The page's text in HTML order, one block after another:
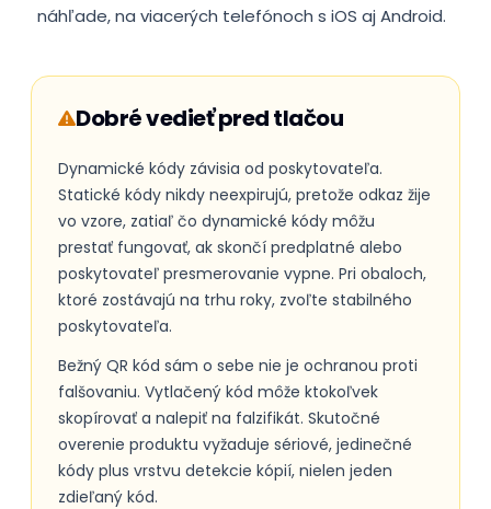
náhľade, na viacerých telefónoch s iOS aj Android.
Dobré vedieť pred tlačou
Dynamické kódy závisia od poskytovateľa.
Statické kódy nikdy neexpirujú, pretože odkaz žije
vo vzore, zatiaľ čo dynamické kódy môžu
prestať fungovať, ak skončí predplatné alebo
poskytovateľ presmerovanie vypne. Pri obaloch,
ktoré zostávajú na trhu roky, zvoľte stabilného
poskytovateľa.
Bežný QR kód sám o sebe nie je ochranou proti
falšovaniu. Vytlačený kód môže ktokoľvek
skopírovať a nalepiť na falzifikát. Skutočné
overenie produktu vyžaduje sériové, jedinečné
kódy plus vrstvu detekcie kópií, nielen jeden
zdieľaný kód.